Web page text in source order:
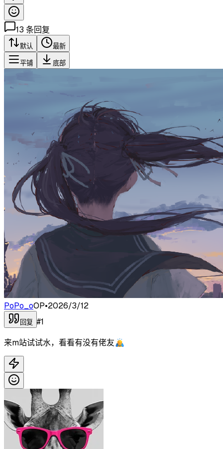
13 条回复
默认 最新
平铺 底部
PoPo_oOP•2026/3/12
回复 #1
来m站试试水，看看有没有佬友🙇‍♂️